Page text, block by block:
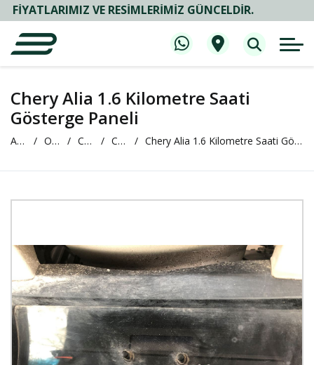
VE RESIMLERIMIZ GÜNCELDIR.
Chery Alia 1.6 Kilometre Saati
Gösterge Paneli
Anasayfa Oto Çıkma ve Yedek Parça Chery Chery Alia Chery Alia 1.6 Kilometre Saati Gösterge Paneli